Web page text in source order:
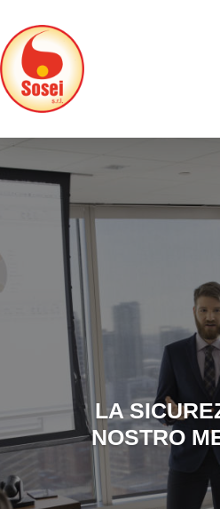
LA
NOSTRO